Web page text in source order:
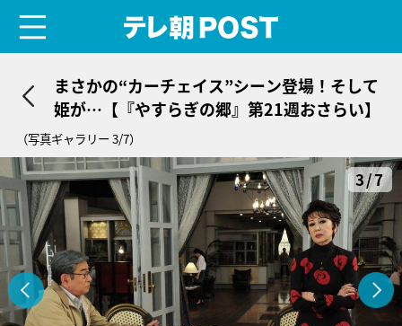
まさかの“カーチェイス”シーン登場！そして
姫が…【『やすらぎの郷』第21週おさらい】
（写真ギャラリー 3/7）
3/7